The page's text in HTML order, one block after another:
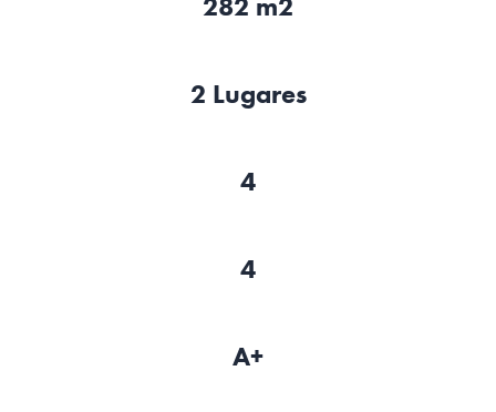
2 Lugares
4
4
A+